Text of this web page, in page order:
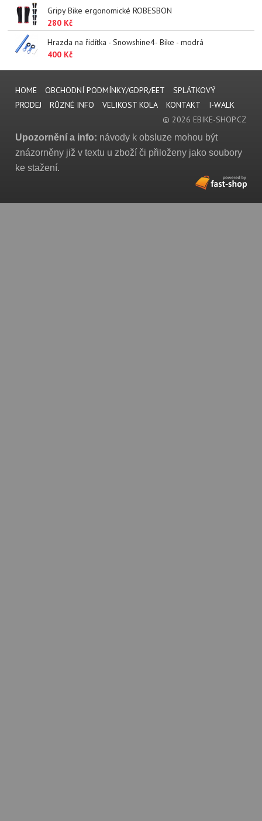
Gripy Bike ergonomické ROBESBON
280 Kč
Hrazda na řidítka - Snowshine4- Bike - modrá
400 Kč
HOME OBCHODNÍ PODMÍNKY/GDPR/EET
SPLÁTKOVÝ
PRODEJ
RŮZNÉ INFO VELIKOST KOLA KONTAKT
I-WALK
© 2026 EBIKE-SHOP.CZ
Upozornění a info: návody k obsluze mohou být
znázorněny již v textu u zboží či přiloženy jako soubory
ke stažení.